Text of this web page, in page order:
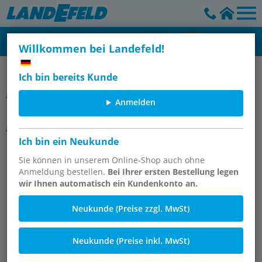
Willkommen bei Landefeld!
Ich bin bereits Kunde
Anmelden
Ich bin ein Neukunde
Sie können in unserem Online-Shop auch ohne
Anmeldung bestellen. Bei Ihrer ersten Bestellung legen
wir Ihnen automatisch ein Kundenkonto an.
Neukunde (Preise zzgl. MwSt)
Neukunde (Preise inkl. MwSt)
Storz-Kupplungen (Feuerwehrkupplungen)
Artikelgruppe
Mehrzweckstrahlrohre mit Storz-
Anschluss, DIN 14365